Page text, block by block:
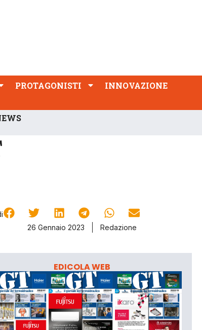
PROTAGONISTI
INNOVAZIONE
26 Gennaio 2023
Redazione
EDICOLA WEB